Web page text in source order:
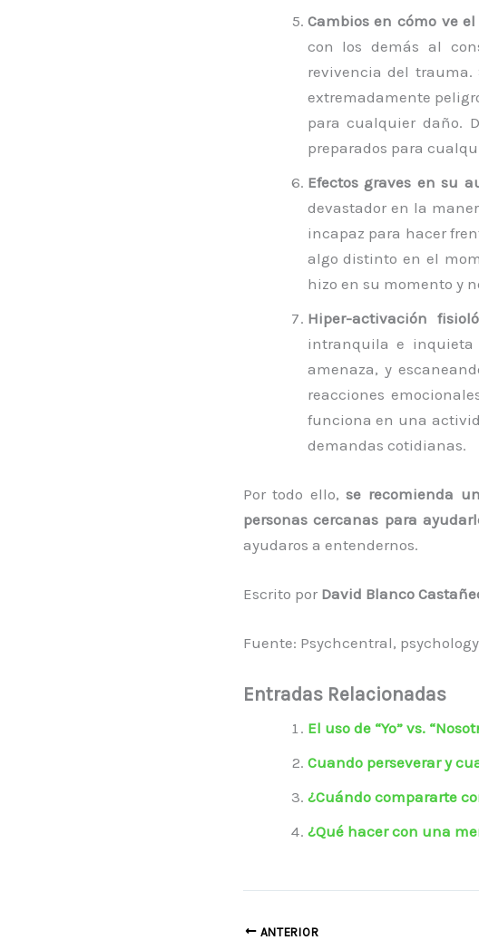
Cambios en cómo ve
con los demás al
revivencia del trauma.
extremadamente
para cualquier daño.
preparados para
Efectos graves en su
devastador en la
incapaz para hacer
algo distinto en el
hizo en su momento y
Hiper-activación
intranquila e inquieta
amenaza, y
reacciones
funciona en una
demandas cotidianas.
Por todo ello,se recomienda
personas cercanas para
ayudaros a entendernos.
Escrito por David Blanco
Fuente: Psychcentral,
Entradas Relacionadas
El uso de “Yo” vs.
Cuando perseverar y
¿Cuándo compararte
¿Qué hacer con una
ANTERIOR